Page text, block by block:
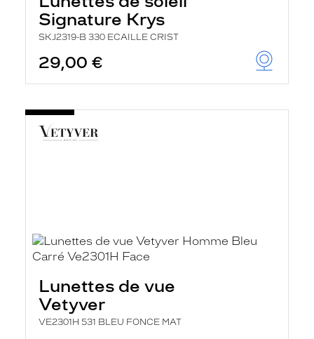
Signature Krys
SKJ2319-B 330 ECAILLE CRIST
29,00 €
Lunettes de vue
Vetyver
VE2301H 531 BLEU FONCE MAT